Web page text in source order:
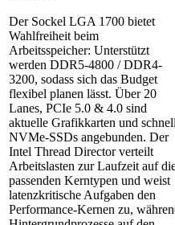
Der Sockel LGA 1700 bietet
Wahlfreiheit beim
Arbeitsspeicher: Unterstützt
werden DDR5-4800 / DDR4-
3200, sodass sich das Budget
flexibel planen lässt. Über 20
Lanes, PCIe 5.0 & 4.0 sind
aktuelle Grafikkarten und
NVMe-SSDs angebunden. Der
Intel Thread Director verteilt
Arbeitslasten zur Laufzeit auf
passenden Kerntypen und weist
latenzkritische Aufgaben den
Performance-Kernen zu,